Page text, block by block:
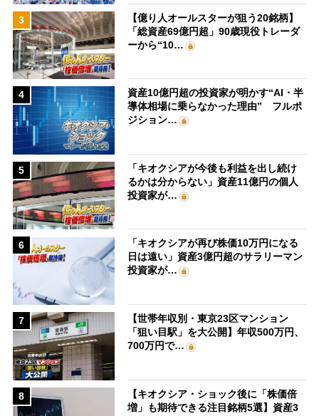
3
【億り人オールスターが狙う20銘柄】
「総資産69億円超」90歳現役トレーダ
ーから“10…
4
資産10億円超の投資家が明かす“AI・半
導体相場に乗らなかった理由” フルポ
ジション…
5
「キオクシアが今後も利益を出し続け
るかは分からない」資産11億円の個人
投資家が…
6
「キオクシアが再び株価10万円になる
日は遠い」資産3億円超のサラリーマン
投資家が…
7
【世帯年収別・東京23区マンション
「狙い目駅」を大公開】年収500万円、
700万円で…
8
【キオクシア・ショック後に「株価倍
増」も期待できる注目銘柄5選】資産3